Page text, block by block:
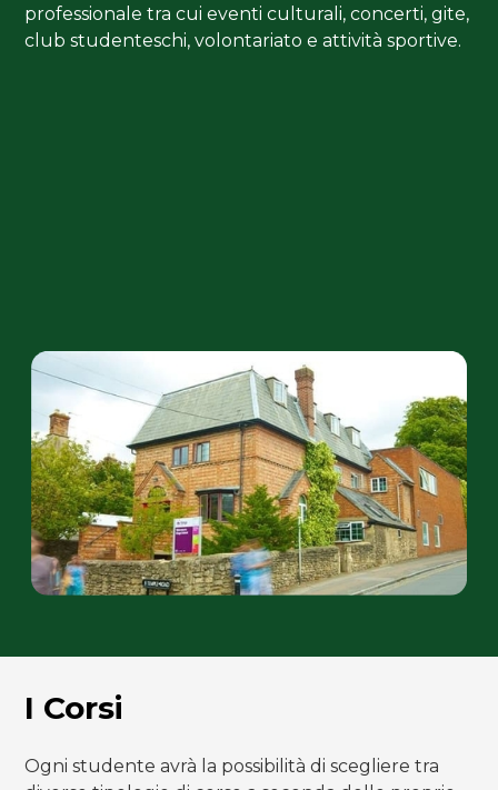
professionale tra cui eventi culturali, concerti, gite,
club studenteschi, volontariato e attività sportive.
I Corsi
Ogni studente avrà la possibilità di scegliere tra